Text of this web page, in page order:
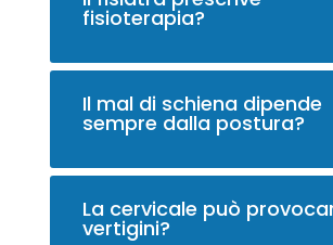
fisioterapia?
Il mal di schiena dipende
sempre dalla postura?
La cervicale può
vertigini?